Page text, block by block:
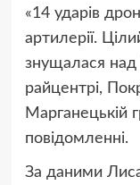
«14 ударів
артилерії.
знущалася
райцентрі,
Марганецькій
повідомленні.
За даними